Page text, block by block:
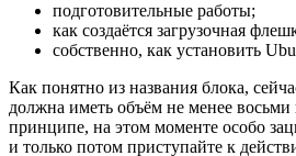
подготовительные работы;
как создаётся загрузочная
собственно, как установить
Как понятно из названия блока,
должна иметь объём не менее
принципе, на этом моменте особо
и только потом приступайте к